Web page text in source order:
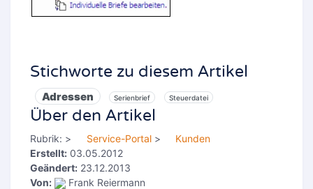
Stichworte zu diesem Artikel
Adressen Serienbrief Steuerdatei
Über den Artikel
Rubrik: > Service-Portal>
Kunden
Erstellt: 03.05.2012
Geändert: 23.12.2013
Von:
Frank Reiermann